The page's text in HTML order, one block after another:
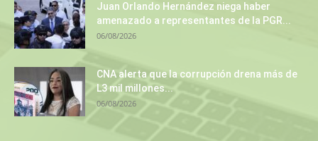
Juan Orlando Hernández niega haber
amenazado a representantes de la PGR...
06/08/2026
CNA alerta que la corrupción drena más de
L3 mil millones...
06/08/2026